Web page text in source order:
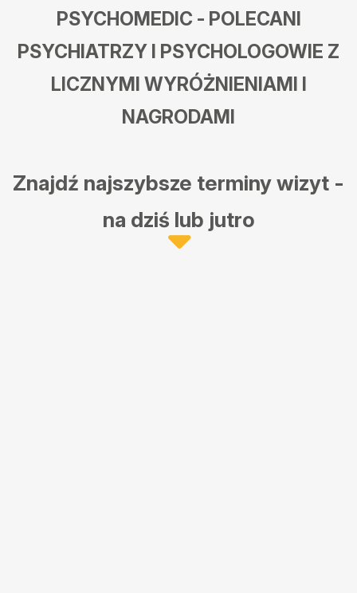
PSYCHOMEDIC - POLECANI
PSYCHIATRZY I PSYCHOLOGOWIE Z
LICZNYMI WYRÓŻNIENIAMI I
NAGRODAMI
Znajdź najszybsze terminy wizyt -
na dziś lub jutro